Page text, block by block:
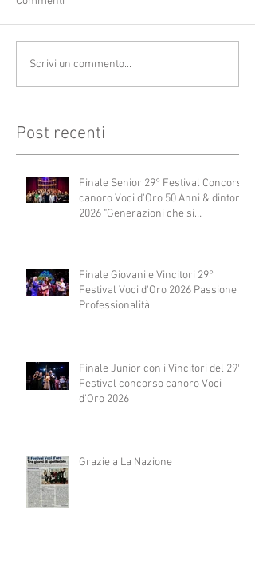
Scrivi un commento...
Post recenti
Finale Senior 29° Festival Concorso
canoro Voci d'Oro 50 Anni & dintorni
2026 "Generazioni che si
Finale Giovani e Vincitori 29°
Festival Voci d'Oro 2026 Passione e
Professionalità
Finale Junior con i Vincitori del 29°
Festival concorso canoro Voci
d'Oro 2026
Grazie a La Nazione